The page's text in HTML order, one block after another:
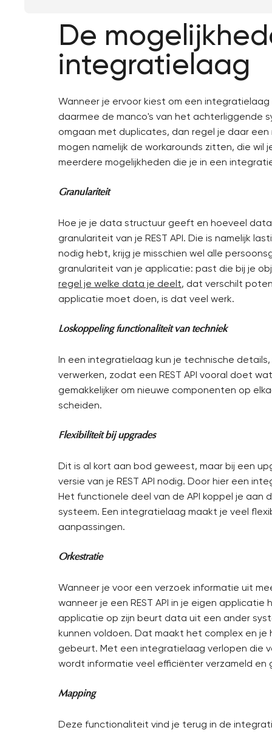
De
integratielaag
Wanneer je ervoor kiest om een
daarmee de manco's van het achterliggende
omgaan met duplicates, dan regel je daar
mogen namelijk de workarounds zitten, die
meerdere mogelijkheden die je in een
Granulariteit
Hoe je je data structuur geeft en hoeveel
granulariteit van je REST API. Die is namelijk
nodig hebt, krijg je misschien wel alle
granulariteit van je applicatie: past die bij je
regel je welke data je deelt, dat verschilt
applicatie moet doen, is dat veel werk.
Loskoppeling functionaliteit van techniek
In een integratielaag kun je technische
verwerken, zodat een REST API vooral doet
gemakkelijker om nieuwe componenten op
scheiden.
Flexibiliteit bij upgrades
Dit is al kort aan bod geweest, maar bij een
versie van je REST API nodig. Door hier een
Het functionele deel van de API koppel je aan
systeem. Een integratielaag maakt je veel
aanpassingen.
Orkestratie
Wanneer je voor een verzoek informatie uit
wanneer je een REST API in je eigen
applicatie op zijn beurt data uit een ander
kunnen voldoen. Dat maakt het complex en
gebeurt. Met een integratielaag verlopen die
wordt informatie veel efficiënter verzameld en
Mapping
Deze functionaliteit vind je terug in de